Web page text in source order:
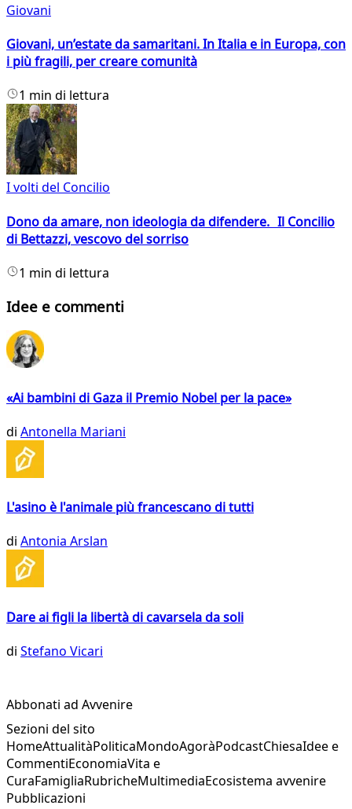
Giovani
Giovani, un’estate da samaritani. In Italia e in Europa, con
i più fragili, per creare comunità
1 min di lettura
I volti del Concilio
Dono da amare, non ideologia da difendere. Il Concilio
di Bettazzi, vescovo del sorriso
1 min di lettura
Idee e commenti
«Ai bambini di Gaza il Premio Nobel per la pace»
di Antonella Mariani
L'asino è l'animale più francescano di tutti
di Antonia Arslan
Dare ai figli la libertà di cavarsela da soli
di Stefano Vicari
Abbonati ad Avvenire
Sezioni del sito
HomeAttualitàPoliticaMondoAgoràPodcastChiesaIdee e
CommentiEconomiaVita e
CuraFamigliaRubricheMultimediaEcosistema avvenire
Pubblicazioni